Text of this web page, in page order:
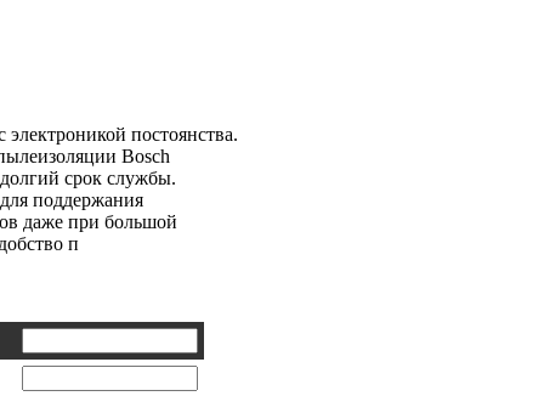
постоянства.
Bosch
срок службы.
поддержания
даже при большой
п